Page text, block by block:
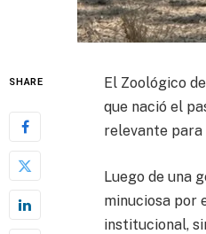
SHARE
El Zoológico
que nació el
relevante para
Luego de una
minuciosa por
institucional,